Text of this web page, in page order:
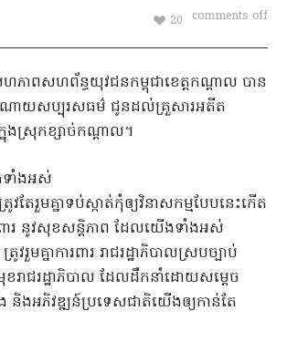
comments off
20
ភាពសហព័ន្ធយុវជនកម្ពុជាខេត្តកណ្តាល បាន
អំណោយសប្បុរសធម៌ ជូនដល់គ្រួសារអតីត
ស្រុកខ្សាច់កណ្តាល។
ទាំងអស់
តែរួមគ្នាទប់ស្កាត់កុំឲ្យវិនាសកម្មបែបនេះកើត
ពារ នូវសុខសន្តិភាព ដែលយើងទាំងអស់
គ្នាការពារ រាជរដ្ឋាភិបាលស្របច្បាប់
រាជរដ្ឋាភិបាល ដែលដឹកនាំដោយសម្តេច
និងអភិវឌ្ឍន៍ប្រទេសជាតិយើងឲ្យកាន់តែ